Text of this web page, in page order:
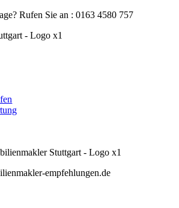
Rufen Sie an : 0163 4580 757
empfehlungen.de